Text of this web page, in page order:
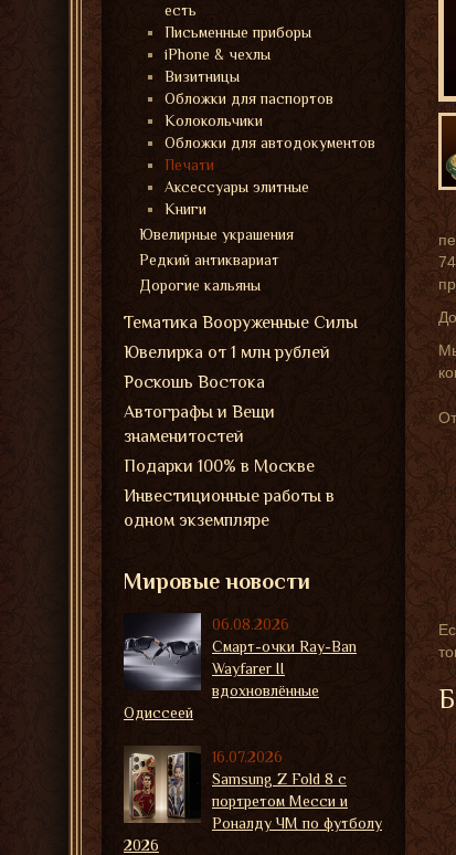
есть
Письменные приборы
iPhone & чехлы
Визитницы
Обложки для паспортов
Колокольчики
Обложки для автодокументов
Печати
Аксессуары элитные
Книги
Ювелирные украшения
Редкий антиквариат
Дорогие кальяны
Тематика Вооруженные Силы
Ювелирка от 1 млн рублей
Роскошь Востока
Автографы и Вещи
знаменитостей
Подарки 100% в Москве
Инвестиционные работы в
одном экземпляре
Мировые новости
06.08.2026
Смарт-очки Ray-Ban
Wayfarer II
вдохновлённые
Одиссеей
16.07.2026
Samsung Z Fold 8 с
портретом Месси и
Роналду ЧМ по футболу
2026